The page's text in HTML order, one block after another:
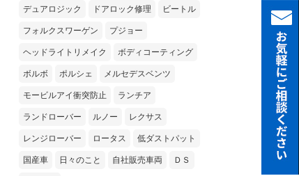
デュアロジック ドアロック修理 ビートル
フォルクスワーゲン プジョー
ヘッドライトリメイク ボディコーティング
ボルボ ポルシェ メルセデスベンツ
モービルアイ衝突防止 ランチア
ランドローバー ルノー レクサス
レンジローバー ロータス 低ダストパット
国産車 日々のこと 自社販売車両 ＤＳ